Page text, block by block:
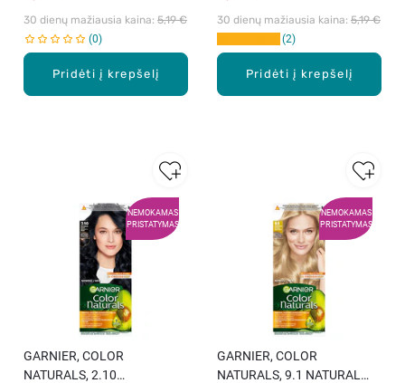
Pridėti į krepšelį
30 dienų mažiausia kaina: 5,19 €
0
Pridėti į krepšelį
30 dienų mažiausia kaina: 5,19 €
2
NEMOKAMAS
PRISTATYMAS
GARNIER, COLOR
NATURALS, 2.10
NEMOKAMAS
PRISTATYMAS
GARNIER, COLOR
NATURALS, 9.1 NATURAL